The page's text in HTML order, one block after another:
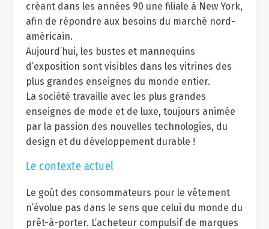
créant dans les années 90 une filiale à New York,
afin de répondre aux besoins du marché nord-
américain.
Aujourd’hui, les bustes et mannequins
d’exposition sont visibles dans les vitrines des
plus grandes enseignes du monde entier.
La société travaille avec les plus grandes
enseignes de mode et de luxe, toujours animée
par la passion des nouvelles technologies, du
design et du développement durable !
Le contexte actuel
Le goût des consommateurs pour le vêtement
n’évolue pas dans le sens que celui du monde du
prêt-à-porter. L’acheteur compulsif de marques